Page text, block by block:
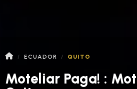
ECUADOR QUITO
Moteliar Paga! :